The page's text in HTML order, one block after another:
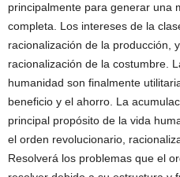
principalmente para generar una
completa. Los intereses de la
racionalización de la producción,
racionalización de la costumbre.
humanidad son finalmente
beneficio y el ahorro. La
principal propósito de la vida
el orden revolucionario,
Resolverá los problemas que el